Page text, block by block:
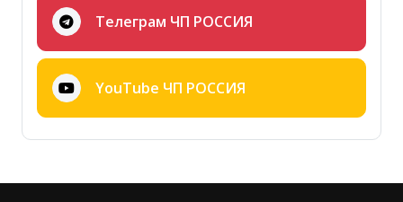
Телеграм ЧП РОССИЯ
YouTube ЧП РОССИЯ